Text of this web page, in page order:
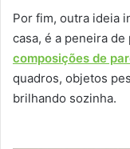
Por fim, outra ideia
casa, é a peneira
composições de
quadros, objetos
brilhando sozinha.